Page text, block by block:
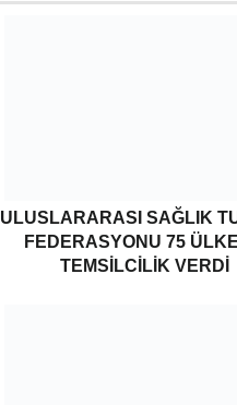
ULUSLARARASI SAĞLIK
FEDERASYONU 75
TEMSILCILIK VERDI